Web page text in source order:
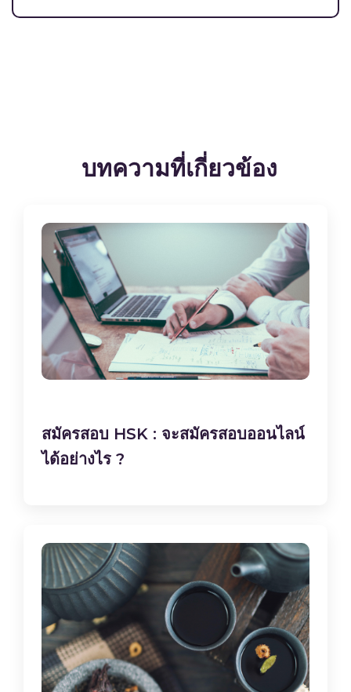
บทความที่เกี่ยวข้อง
สมัครสอบ HSK : จะสมัครสอบออนไลน์
ได้อย่างไร ?